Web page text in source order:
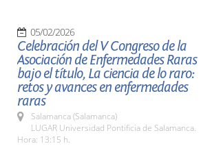
05/02/2026
Celebración del V Congreso de la
Asociación de Enfermedades Raras
bajo el título, La ciencia de lo raro:
retos y avances en enfermedades
raras
Salamanca (Salamanca)
LUGAR Universidad Pontificia de Salamanca.
Hora: 13:15 h.